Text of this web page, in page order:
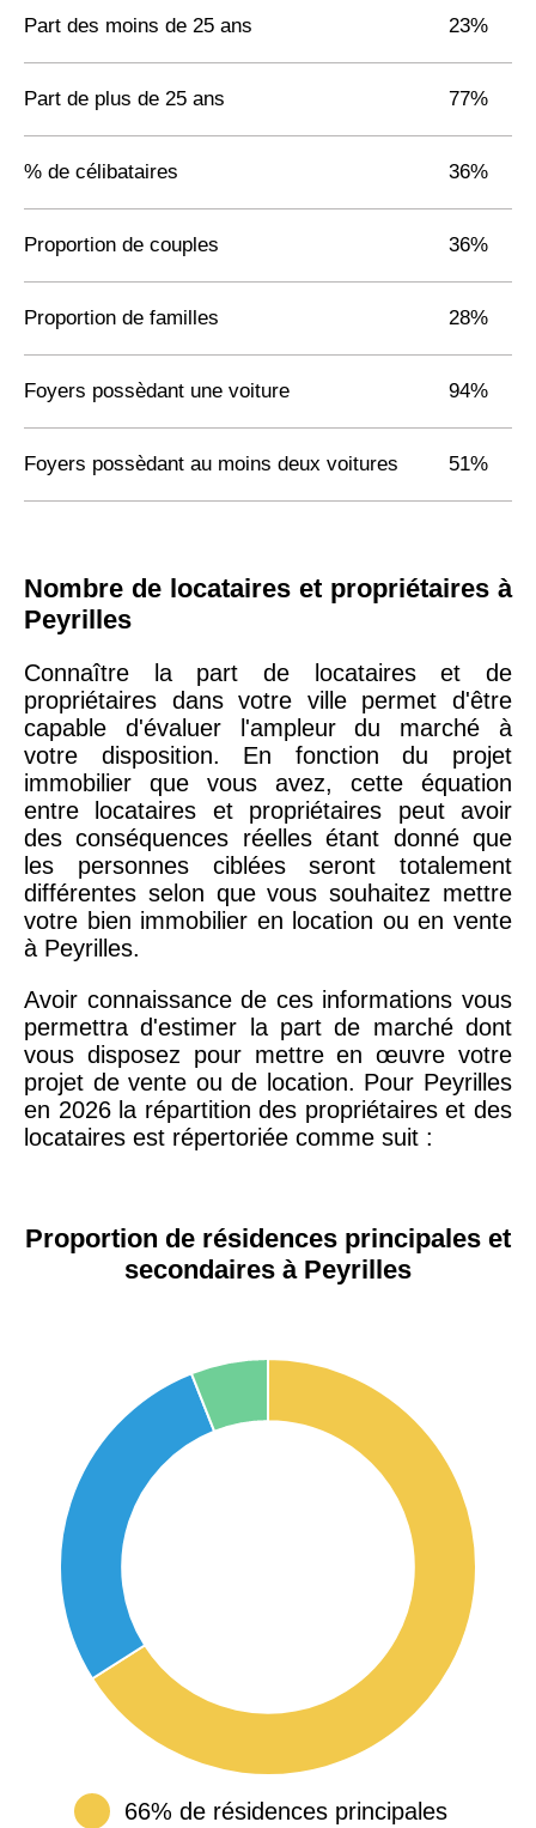
Part des moins de 25 ans 23%
Part de plus de 25 ans 77%
% de célibataires 36%
Proportion de couples 36%
Proportion de familles 28%
Foyers possèdant une voiture 94%
Foyers possèdant au moins deux voitures 51%
Nombre de locataires et propriétaires à
Peyrilles
Connaître la part de locataires et de
propriétaires dans votre ville permet d'être
capable d'évaluer l'ampleur du marché à
votre disposition. En fonction du projet
immobilier que vous avez, cette équation
entre locataires et propriétaires peut avoir
des conséquences réelles étant donné que
les personnes ciblées seront totalement
différentes selon que vous souhaitez mettre
votre bien immobilier en location ou en vente
à Peyrilles.
Avoir connaissance de ces informations vous
permettra d'estimer la part de marché dont
vous disposez pour mettre en œuvre votre
projet de vente ou de location. Pour Peyrilles
en 2026 la répartition des propriétaires et des
locataires est répertoriée comme suit :
Proportion de résidences principales et
secondaires à Peyrilles
66% de résidences principales